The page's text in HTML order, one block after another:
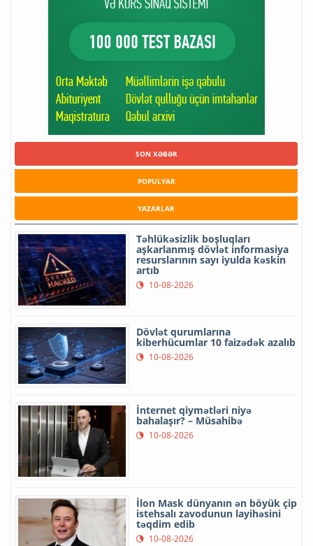
SON XƏBƏR
POPULYAR
YAZARLAR
Təhlükəsizlik boşluqları
aşkarlanmış dövlət informasiya
resurslarının sayı iyulda kəskin
artıb
10-08-2026
Dövlət qurumlarına
kiberhücumlar 10 faizədək azalıb
10-08-2026
İnternet qiymətləri niyə
bahalaşır? – Müsahibə
10-08-2026
İlon Mask dünyanın ən böyük çip
istehsalı zavodunun layihəsini
təqdim edib
10-08-2026